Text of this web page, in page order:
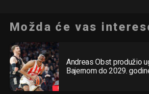
Možda će vas
Andreas Obst produžio
Bajernom do 2029.